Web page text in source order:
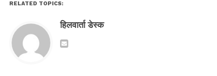
RELATED TOPICS:
हिलवार्ता डेस्क